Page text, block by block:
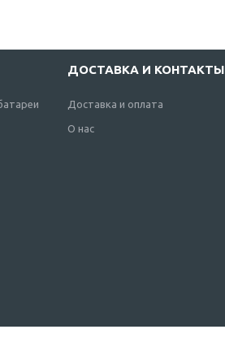
ДОСТАВКА И КОНТАКТЫ
Доставка и оплата
О нас